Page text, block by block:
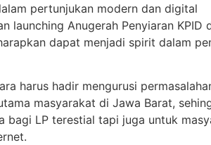
pertunjukan modern dan digital
launching Anugerah Penyiaran KPID
dapat menjadi spirit dalam
harus hadir mengurusi
masyarakat di Jawa Barat,
bagi LP terestial tapi juga untuk